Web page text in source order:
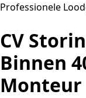
Professionele
CV
Binnen
Monteur